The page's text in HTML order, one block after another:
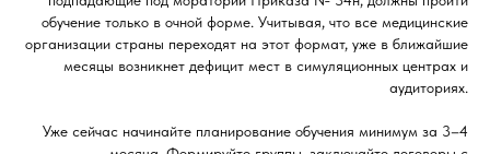
обучение только в очной форме. Учитывая, что все медицинские
организации страны переходят на этот формат, уже в ближайшие
месяцы возникнет дефицит мест в симуляционных центрах и
аудиториях.
Уже сейчас начинайте планирование обучения минимум за 3–4